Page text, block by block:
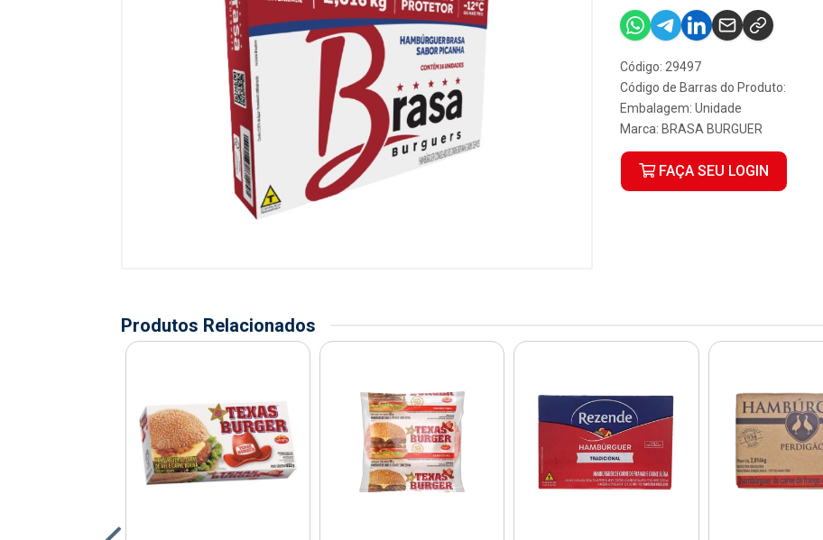
Código: 29497
Código de Barras do Produto:
Embalagem: Unidade
Marca: BRASA BURGUER
FAÇA SEU LOGIN
Produtos Relacionados